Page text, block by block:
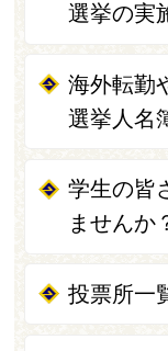
選挙の実
海外転勤
選挙人名
学生の皆
ませんか
投票所一